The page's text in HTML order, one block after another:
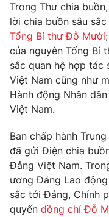
Phim VTV
Hậu trường
Nhân vật
Khán giả
Giải sao mai
Giải trí
Điện ảnh
Âm nhạc
Sao
Đời sống
Du lịch
Làm đẹp
Chất lượng cuộc
Giáo dục
Học trực tuyến
Công nghệ
Hitech Công nghệ
Sản phẩm
Thị trường
Giao lưu trực tuyến
Lịch phát sóng
Trong Thư chia
lời chia buồn sâu
Tổng Bí thư Đỗ Mười
của nguyên Tổng Bí
sắc quan hệ hợp tác
Việt Nam cũng như
Hành động Nhân
Việt Nam.
Ban chấp hành
đã gửi Điện chia
Đảng Việt Nam.
ương Đảng Lao
sắc tới Đảng, Chính
quyến đồng chí Đỗ